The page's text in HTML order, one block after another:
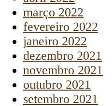
março 2022
fevereiro 2022
janeiro 2022
dezembro 2021
novembro 2021
outubro 2021
setembro 2021